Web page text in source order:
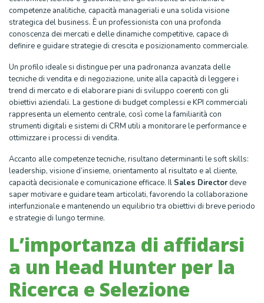
competenze analitiche, capacità manageriali e una solida visione
strategica del business. È un professionista con una profonda
conoscenza dei mercati e delle dinamiche competitive, capace di
definire e guidare strategie di crescita e posizionamento commerciale.
Un profilo ideale si distingue per una padronanza avanzata delle
tecniche di vendita e di negoziazione, unite alla capacità di leggere i
trend di mercato e di elaborare piani di sviluppo coerenti con gli
obiettivi aziendali. La gestione di budget complessi e KPI commerciali
rappresenta un elemento centrale, così come la familiarità con
strumenti digitali e sistemi di CRM utili a monitorare le performance e
ottimizzare i processi di vendita.
Accanto alle competenze tecniche, risultano determinanti le soft skills:
leadership, visione d’insieme, orientamento al risultato e al cliente,
capacità decisionale e comunicazione efficace. Il Sales Directordeve
saper motivare e guidare team articolati, favorendo la collaborazione
interfunzionale e mantenendo un equilibrio tra obiettivi di breve periodo
e strategie di lungo termine.
L’importanza di affidarsi
a un Head Hunter per la
Ricerca e Selezione